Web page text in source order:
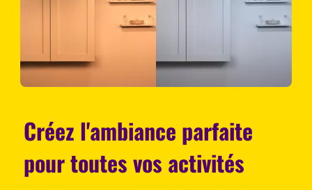
Créez l'ambiance parfaite
pour toutes vos activités